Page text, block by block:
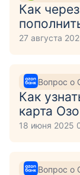
Как
27 августа
Вопрос о
Как
карта
18 июня 2025
Вопрос о